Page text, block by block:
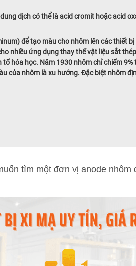
dịch có thể là acid cromit hoặc acid
để tạo màu cho nhôm lên các thiết
nhiều ứng dụng thay thế vật liệu sắt
hóa học. Năm 1930 nhôm chỉ chiếm
của nhôm là xu hướng. Đặc biệt nhôm
tìm một đơn vị anode